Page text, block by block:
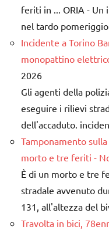
feriti in ... ORIA - Un
nel tardo
Incidente a Torino
monopattino
2026
Gli agenti della
eseguire i rilievi
dell'accaduto.
Tamponamento
morto e tre feriti -
È di un morto e tre
stradale avvenuto
131, all'altezza del
Travolta in bici,